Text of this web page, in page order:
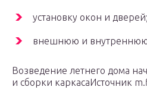
установку окон и дверей;
внешнюю и внутреннюю
Возведение летнего дома
и сборки каркасаИсточник